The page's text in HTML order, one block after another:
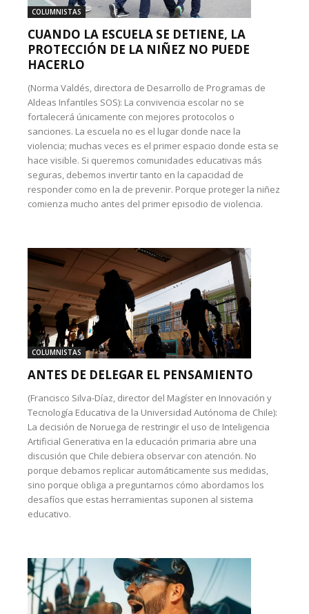
COLUMNISTAS
CUANDO LA ESCUELA SE DETIENE, LA
PROTECCIÓN DE LA NIÑEZ NO PUEDE
HACERLO
(Norma Valdés, directora de Desarrollo de Programas de
Aldeas Infantiles SOS): La convivencia escolar no se
fortalecerá únicamente con mejores protocolos o
sanciones. La escuela no es el lugar donde nace la
violencia; muchas veces es el primer espacio donde esta se
hace visible. Si queremos comunidades educativas más
seguras, debemos invertir tanto en la capacidad de
responder como en la de prevenir. Porque proteger la niñez
comienza mucho antes del primer episodio de violencia.
COLUMNISTAS
ANTES DE DELEGAR EL PENSAMIENTO
(Francisco Silva-Díaz, director del Magíster en Innovación y
Tecnología Educativa de la Universidad Autónoma de Chile):
La decisión de Noruega de restringir el uso de Inteligencia
Artificial Generativa en la educación primaria abre una
discusión que Chile debiera observar con atención. No
porque debamos replicar automáticamente sus medidas,
sino porque obliga a preguntarnos cómo abordamos los
desafíos que estas herramientas suponen al sistema
educativo.